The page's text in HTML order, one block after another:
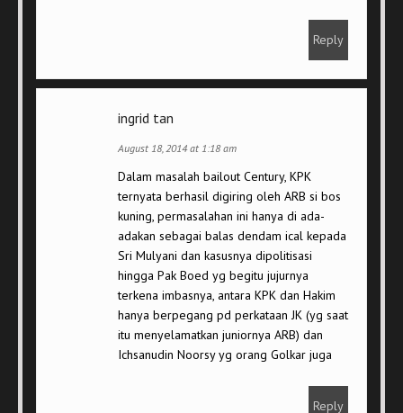
Reply
ingrid tan
August 18, 2014 at 1:18 am
Dalam masalah bailout Century, KPK
ternyata berhasil digiring oleh ARB si bos
kuning, permasalahan ini hanya di ada-
adakan sebagai balas dendam ical kepada
Sri Mulyani dan kasusnya dipolitisasi
hingga Pak Boed yg begitu jujurnya
terkena imbasnya, antara KPK dan Hakim
hanya berpegang pd perkataan JK (yg saat
itu menyelamatkan juniornya ARB) dan
Ichsanudin Noorsy yg orang Golkar juga
Reply